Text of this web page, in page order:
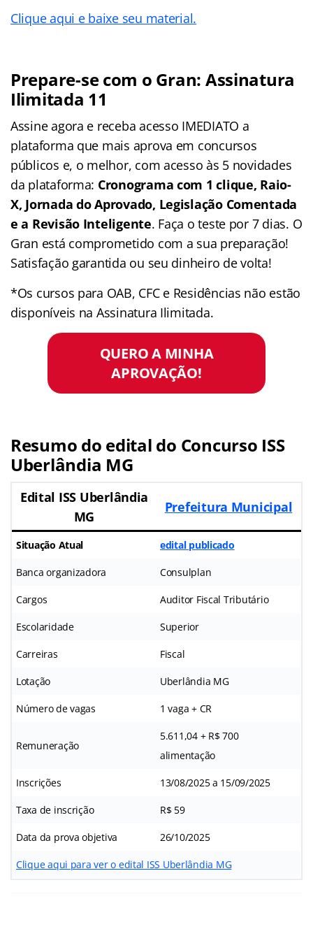
Clique aqui e baixe seu material.
Prepare-se com o Gran: Assinatura
Ilimitada 11
Assine agora e receba acesso IMEDIATO a
plataforma que mais aprova em concursos
públicos e, o melhor, com acesso às 5 novidades
da plataforma: Cronograma com 1 clique, Raio-
X, Jornada do Aprovado, Legislação Comentada
e a Revisão Inteligente. Faça o teste por 7 dias. O
Gran está comprometido com a sua preparação!
Satisfação garantida ou seu dinheiro de volta!
*Os cursos para OAB, CFC e Residências não estão
disponíveis na Assinatura Ilimitada.
QUERO A MINHA
APROVAÇÃO!
Resumo do edital do Concurso ISS
Uberlândia MG
Edital ISS Uberlândia
MG
Prefeitura Municipal
Situação Atual edital publicado
Banca organizadora Consulplan
Cargos Auditor Fiscal Tributário
Escolaridade Superior
Carreiras Fiscal
Lotação Uberlândia MG
Número de vagas 1 vaga + CR
Remuneração
5.611,04 + R$ 700
alimentação
Inscrições 13/08/2025 a 15/09/2025
Taxa de inscrição R$ 59
Data da prova objetiva 26/10/2025
Clique aqui para ver o edital ISS Uberlândia MG